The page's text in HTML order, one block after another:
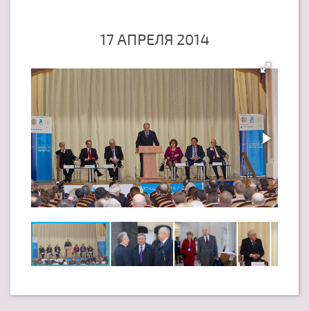
17 АПРЕЛЯ 2014